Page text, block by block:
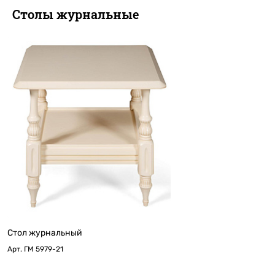
Столы журнальные
Стол журнальный
Арт. ГМ 5979-21